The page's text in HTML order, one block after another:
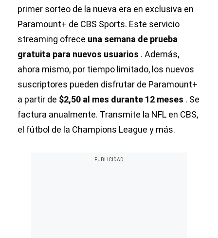
primer sorteo de la nueva era en exclusiva en
Paramount+ de CBS Sports. Este servicio
streaming ofrece una semana de prueba
gratuita para nuevos usuarios . Además,
ahora mismo, por tiempo limitado, los nuevos
suscriptores pueden disfrutar de Paramount+
a partir de $2,50 al mes durante 12 meses . Se
factura anualmente. Transmite la NFL en CBS,
el fútbol de la Champions League y más.